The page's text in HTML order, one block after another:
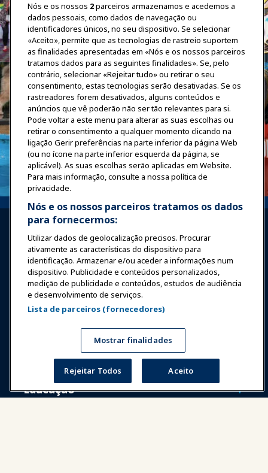
Entrar Junte-se Agora
Prêmios Carreiras
Notícias & Diversão
Educação
Nós e os nossos 2parceiros armazenamos e acedemos a
dados pessoais, como dados de navegação ou
identificadores únicos, no seu dispositivo. Se selecionar
«Aceito», permite que as tecnologias de rastreio suportem
as finalidades apresentadas em «Nós e os nossos parceiros
tratamos dados para as seguintes finalidades». Se, pelo
contrário, selecionar «Rejeitar tudo» ou retirar o seu
consentimento, estas tecnologias serão desativadas. Se os
rastreadores forem desativados, alguns conteúdos e
anúncios que vê poderão não ser tão relevantes para si.
Pode voltar a este menu para alterar as suas escolhas ou
retirar o consentimento a qualquer momento clicando na
ligação Gerir preferências na parte inferior da página Web
(ou no ícone na parte inferior esquerda da página, se
aplicável). As suas escolhas serão aplicadas em Website.
Para mais informação, consulte a nossa política de
privacidade.
Nós e os nossos parceiros tratamos os dados
para fornecermos:
Utilizar dados de geolocalização precisos. Procurar
ativamente as características do dispositivo para
identificação. Armazenar e/ou aceder a informações num
dispositivo. Publicidade e conteúdos personalizados,
medição de publicidade e conteúdos, estudos de audiência
e desenvolvimento de serviços.
Lista de parceiros (fornecedores)
Mostrar finalidades
Rejeitar Todos Aceito